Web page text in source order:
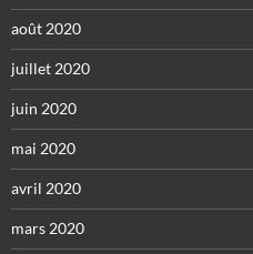
août 2020
juillet 2020
juin 2020
mai 2020
avril 2020
mars 2020